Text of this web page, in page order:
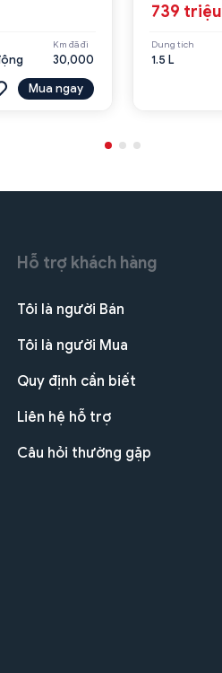
Km đã đi
30,000
Mua ngay
739 triệu
Dung tích
1.5 L
Hỗ trợ khách hàng
Tôi là người Bán
Tôi là người Mua
Quy định cần biết
Liên hệ hỗ trợ
Câu hỏi thường gặp